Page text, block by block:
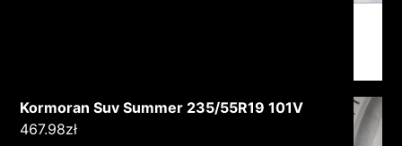
Kormoran Suv Summer 235/55R19 101V
467.98zł